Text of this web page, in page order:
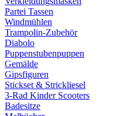
Partei Tassen
Windmühlen
Trampolin-Zubehör
Diabolo
Puppenstubenpuppen
Gemälde
Gipsfiguren
Stickset & Strickliesel
3-Rad Kinder Scooters
Badesitze